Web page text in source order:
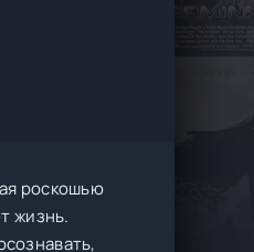
роскошью
жизнь.